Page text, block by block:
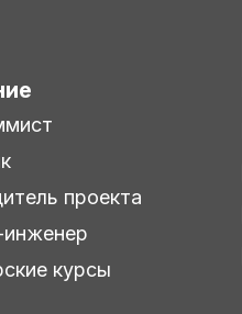
проекта
курсы